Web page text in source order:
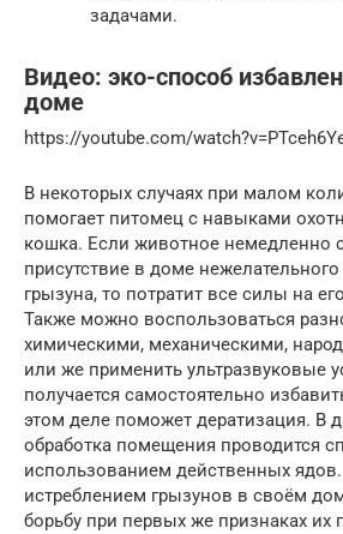
задачами.
Видео: эко-способ
доме
https://youtube.com/
В некоторых случаях при малом
помогает питомец с навыками
кошка. Если животное немедленно
присутствие в доме
грызуна, то потратит все силы на
Также можно воспользоваться
химическими, механическими,
или же применить ультразвуковые
получается самостоятельно
этом деле поможет дератизация. В
обработка помещения проводится
использованием действенных
истреблением грызунов в своём
борьбу при первых же признаках их